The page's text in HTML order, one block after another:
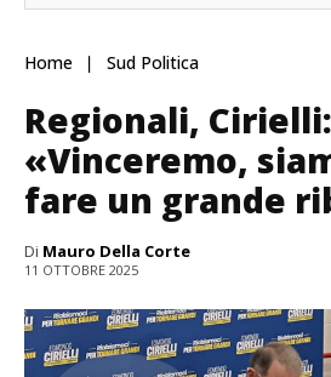
Home Sud Politica
Regionali, Cirielli:
«Vinceremo,
fare un grande
Di Mauro Della Corte
11 OTTOBRE 2025